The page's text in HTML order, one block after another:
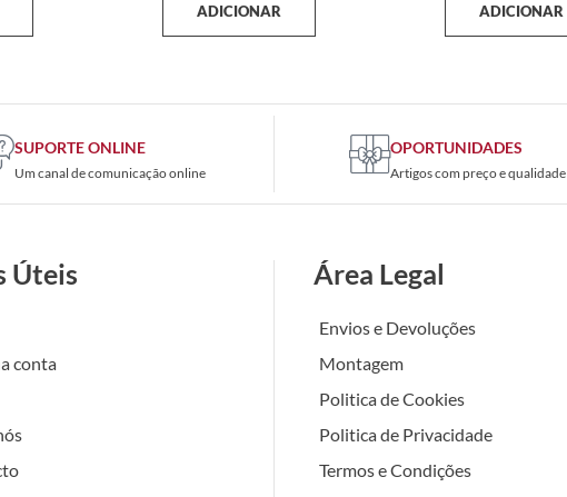
ADICIONAR ADICIONAR
SUPORTE ONLINE
Um canal de comunicação online
OPORTUNIDADES
Artigos com preço e qualidade
Úteis
conta
Área Legal
Envios e Devoluções
Montagem
Politica de Cookies
Politica de Privacidade
Termos e Condições